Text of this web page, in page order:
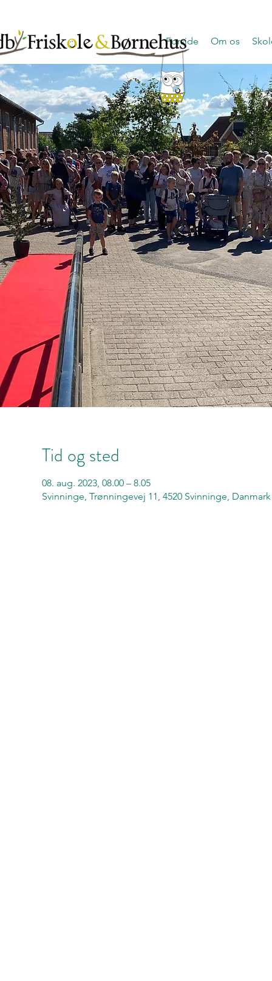
Forside Om os
Tid og sted
08. aug. 2023, 08.00 – 8.05
Svinninge, Trønningevej 11, 4520 Svinninge, Danmark